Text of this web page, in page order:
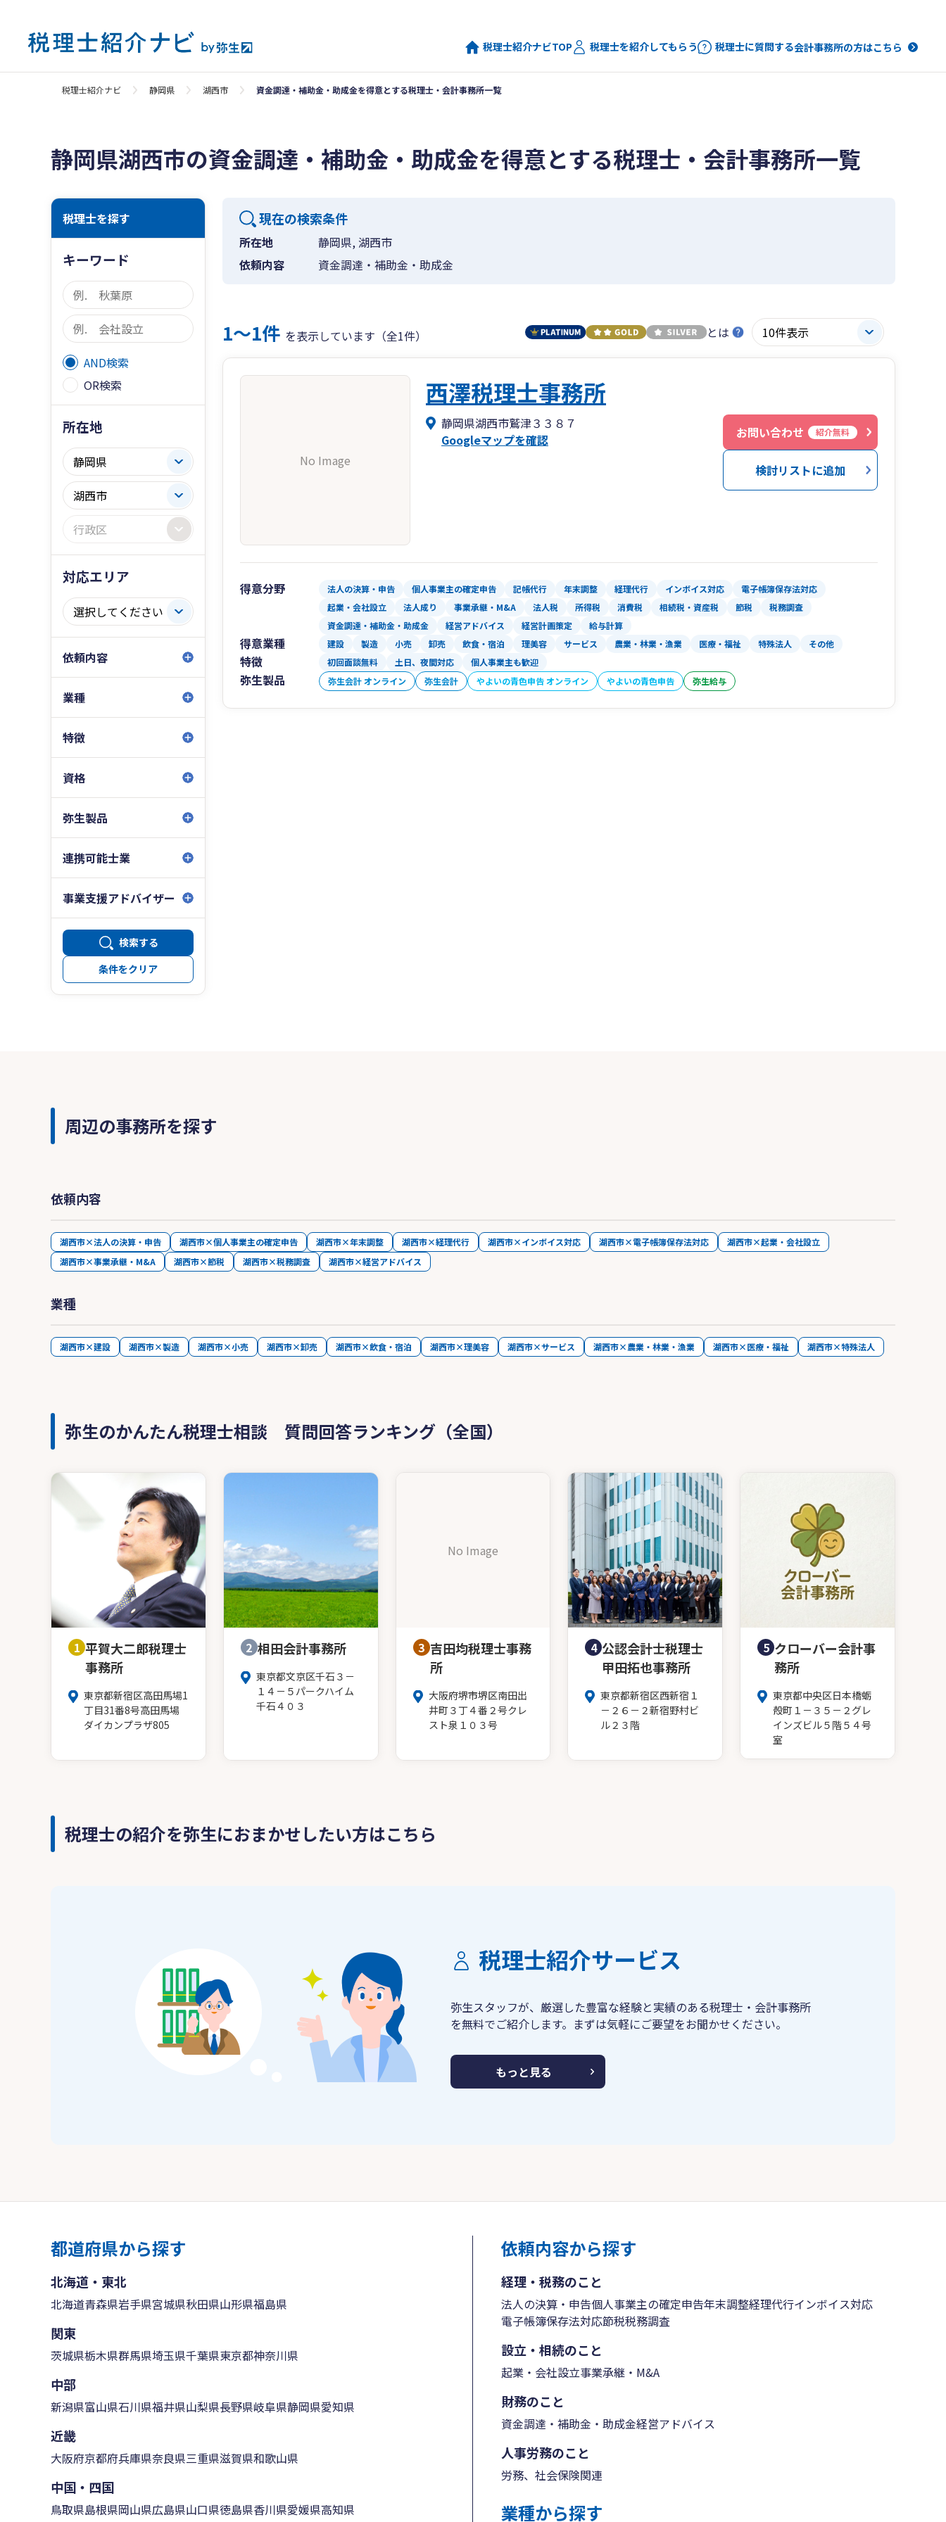
税理士紹介ナビTOP 税理士を紹介してもらう 税理士に質問する会計事務所の方はこちら
税理士紹介ナビ 静岡県 湖西市 資金調達・補助金・助成金を得意とする税理士・会計事務所一覧
静岡県湖西市の資金調達・補助金・助成金を得意とする税理士・会計事務所一覧
税理士を探す
キーワード
AND検索
OR検索
所在地
対応エリア
依頼内容
業種
特徴
資格
弥生製品
連携可能士業
事業支援アドバイザー
検索する
条件をクリア
現在の検索条件
所在地
静岡県, 湖西市
依頼内容
資金調達・補助金・助成金
1〜1件 を表示しています（全1件） とは
No Image
西澤税理士事務所
静岡県湖西市鷲津３３８７
Googleマップを確認
お問い合わせ 紹介無料
検討リストに追加
得意分野 法人の決算・申告 個人事業主の確定申告 記帳代行 年末調整 経理代行 インボイス対応
電子帳簿保存法対応
起業・会社設立
法人成り 事業承継・M&A 法人税 所得税 消費税 相続税・資産税 節税
税務調査
資金調達・補助金・助成金
経営アドバイス 経営計画策定 給与計算
得意業種 建設 製造 小売 卸売 飲食・宿泊 理美容 サービス 農業・林業・漁業 医療・福祉 特殊法人 その他
特徴 初回面談無料 土日、夜間対応 個人事業主も歓迎
弥生製品 弥生会計 オンライン 弥生会計 やよいの青色申告 オンライン やよいの青色申告 弥生給与
周辺の事務所を探す
依頼内容
湖西市×法人の決算・申告 湖西市×個人事業主の確定申告 湖西市×年末調整 湖西市×経理代行 湖西市×インボイス対応 湖西市×電子帳簿保存法対応
湖西市×起業・会社設立
湖西市×事業承継・M&A
湖西市×節税 湖西市×税務調査 湖西市×経営アドバイス
業種
湖西市×建設 湖西市×製造 湖西市×小売 湖西市×卸売 湖西市×飲食・宿泊 湖西市×理美容 湖西市×サービス 湖西市×農業・林業・漁業 湖西市×医療・福祉 湖西市×特殊法人
弥生のかんたん税理士相談 質問回答ランキング（全国）
1 平賀大二郎税理士
事務所
東京都新宿区高田馬場1
丁目31番8号高田馬場
ダイカンプラザ805
2 相田会計事務所
東京都文京区千石３－
１４－５パークハイム
千石４０３
No Image
3 吉田均税理士事務
所
大阪府堺市堺区南田出
井町３丁４番２号クレ
スト泉１０３号
4 公認会計士税理士
甲田拓也事務所
東京都新宿区西新宿１
－２６－２新宿野村ビ
ル２３階
5 クローバー会計事
務所
東京都中央区日本橋蛎
殻町１－３５－２グレ
インズビル５階５４号
室
税理士の紹介を弥生におまかせしたい方はこちら
税理士紹介サービス
弥生スタッフが、厳選した豊富な経験と実績のある税理士・会計事務所
を無料でご紹介します。まずは気軽にご要望をお聞かせください。
もっと見る
都道府県から探す
北海道・東北
北海道青森県岩手県宮城県秋田県山形県福島県
関東
茨城県栃木県群馬県埼玉県千葉県東京都神奈川県
中部
新潟県富山県石川県福井県山梨県長野県岐阜県静岡県愛知県
近畿
大阪府京都府兵庫県奈良県三重県滋賀県和歌山県
中国・四国
鳥取県島根県岡山県広島県山口県徳島県香川県愛媛県高知県
依頼内容から探す
経理・税務のこと
法人の決算・申告個人事業主の確定申告年末調整経理代行インボイス対応
電子帳簿保存法対応節税税務調査
設立・相続のこと
起業・会社設立事業承継・M&A
財務のこと
資金調達・補助金・助成金経営アドバイス
人事労務のこと
労務、社会保険関連
業種から探す